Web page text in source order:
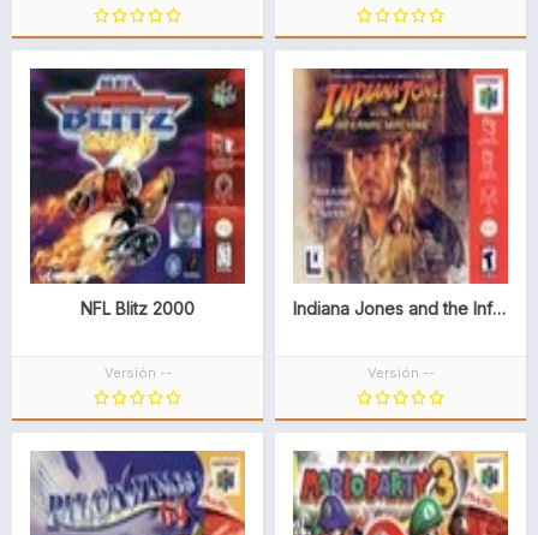
NFL Blitz 2000
Versión --
Indiana Jones and the Infernal Machine
Versión --